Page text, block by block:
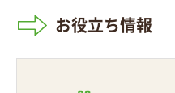
お役立ち情報